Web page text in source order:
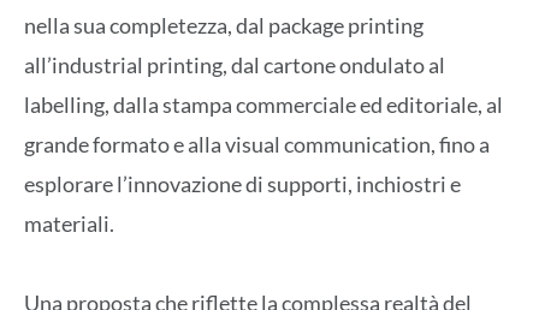
nella sua completezza, dal package printing
all’industrial printing, dal cartone ondulato al
labelling, dalla stampa commerciale ed editoriale, al
grande formato e alla visual communication, fino a
esplorare l’innovazione di supporti, inchiostri e
materiali.
Una proposta che riflette la complessa realtà del